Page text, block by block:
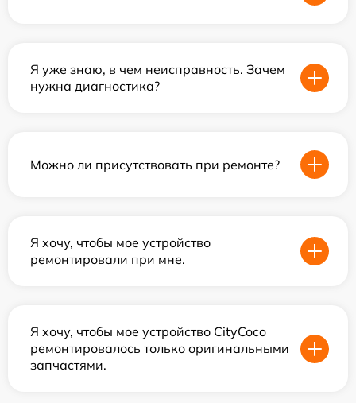
Я уже знаю, в чем неисправность. Зачем
нужна диагностика?
Можно ли присутствовать при ремонте?
Я хочу, чтобы мое устройство
ремонтировали при мне.
Я хочу, чтобы мое устройство CityCoco
ремонтировалось только оригинальными
запчастями.